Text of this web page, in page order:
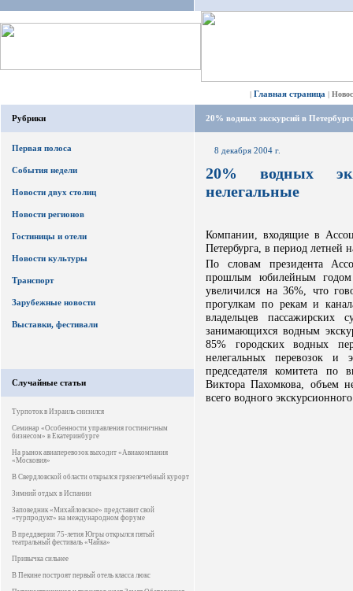
| Главная страница |
Рубрики
Первая полоса
События недели
Новости двух столиц
Новости регионов
Гостиницы и отели
Новости культуры
Транспорт
Зарубежные новости
Выставки, фестивали
Случайные статьи
Турпоток в Израиль снизился
Семинар «Особенности управления гостиничным
бизнесом» в Екатеринбурге
На рынок авиаперевозок выходит «Авиакомпания
«Московия»
В Свердловской области открылся грязелечебный курорт
Зимний отдых в Испании
Заповедник «Михайловское» представит свой
«турпродукт» на международном форуме
В преддверии 75-летия Югры открылся пятый
театральный фестиваль «Чайка»
Привычка сильнее
В Пекине построят первый отель класса люкс
20% водных экскурсий в
8 декабря 2004 г.
20% водных
нелегальные
Компании, входящие в
Петербурга, в период летней
По словам президента
прошлым юбилейным
увеличился на 36%, что
прогулкам по рекам и
владельцев пассажирских
занимающихся водным
85% городских водных
нелегальных перевозок и
председателя комитета по
Виктора Пахомкова, объем
всего водного